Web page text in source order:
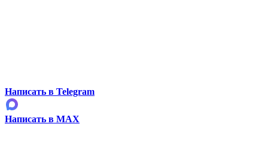
Написать в Telegram
Написать в MAX